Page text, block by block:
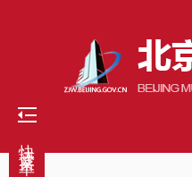
快捷菜单